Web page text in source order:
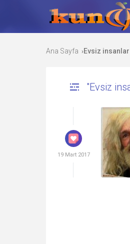
Ana Sayfa › Evsiz
"Evsiz
19 Mart 2017